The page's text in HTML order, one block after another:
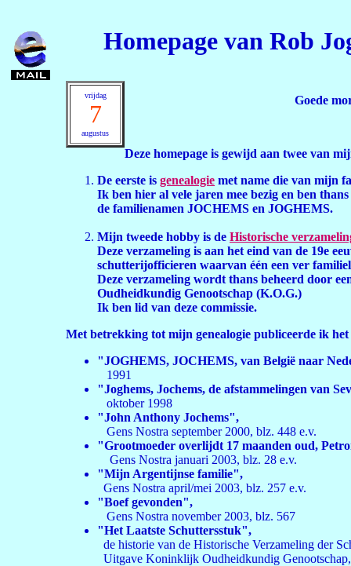
Homepage van Rob
vrijdag
7
augustus
Goede
Deze homepage is gewijd aan twee van
De eerste is genealogie met name die van mijn
Ik ben hier al vele jaren mee bezig en ben
de familienamen JOCHEMS en JOGHEMS.
Mijn tweede hobby is de Historische
Deze verzameling is aan het eind van de 19e
schutterijofficieren waarvan één een ver
Deze verzameling wordt thans beheerd door
Oudheidkundig Genootschap (K.O.G.)
Ik ben lid van deze commissie.
Met betrekking tot mijn genealogie publiceerde ik het
"JOGHEMS, JOCHEMS, van België naar
1991
"Joghems, Jochems, de afstammelingen van
oktober 1998
"John Anthony Jochems",
Gens Nostra september 2000, blz. 448 e.v.
"Grootmoeder overlijdt 17 maanden oud,
Gens Nostra januari 2003, blz. 28 e.v.
"Mijn Argentijnse familie",
Gens Nostra april/mei 2003, blz. 257 e.v.
"Boef gevonden",
Gens Nostra november 2003, blz. 567
"Het Laatste Schuttersstuk",
de historie van de Historische Verzameling der
Uitgave Koninklijk Oudheidkundig